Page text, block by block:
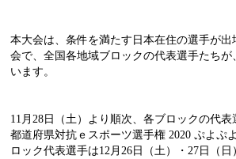
本大会は、条件を満たす日本在住の選手が出
会で、全国各地域ブロックの代表選手たち
います。
11月28日（土）より順次、各ブロックの代
都道府県対抗ｅスポーツ選手権 2020 ぷよぷ
ロック代表選手は12月26日（土）・27日（